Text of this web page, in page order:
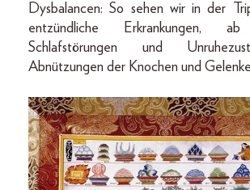
Dysbalancen: So sehen wir in der
entzündliche Erkrankungen,
Schlafstörungen und
Abnützungen der Knochen und